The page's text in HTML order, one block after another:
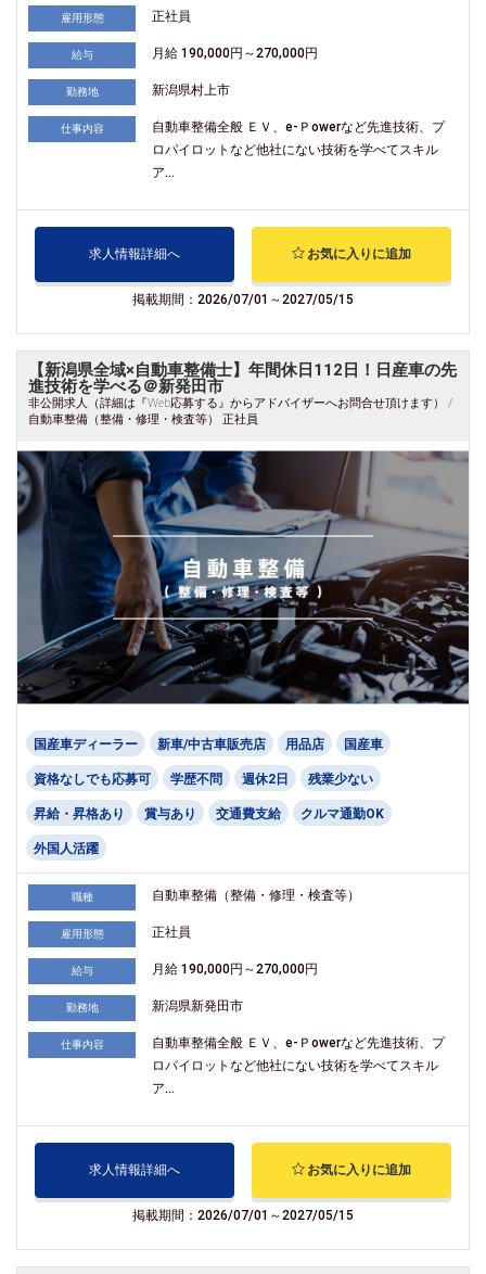
雇用形態 正社員
給与 月給 190,000円～270,000円
勤務地 新潟県村上市
仕事内容
自動車整備全般 ＥＶ、e-Ｐowerなど先進技術、プ
ロパイロットなど他社にない技術を学べてスキル
ア...
求人情報詳細へ お気に入りに追加
掲載期間：2026/07/01～2027/05/15
【新潟県全域×自動車整備士】年間休日112日！日産車の先
進技術を学べる＠新発田市
非公開求人（詳細は『Web応募する』からアドバイザーへお問合せ頂けます） /
自動車整備（整備・修理・検査等） 正社員
国産車ディーラー 新車/中古車販売店 用品店 国産車
資格なしでも応募可 学歴不問 週休2日 残業少ない
昇給・昇格あり 賞与あり 交通費支給 クルマ通勤OK
外国人活躍
職種 自動車整備（整備・修理・検査等）
雇用形態 正社員
給与 月給 190,000円～270,000円
勤務地 新潟県新発田市
仕事内容
自動車整備全般 ＥＶ、e-Ｐowerなど先進技術、プ
ロパイロットなど他社にない技術を学べてスキル
ア...
求人情報詳細へ お気に入りに追加
掲載期間：2026/07/01～2027/05/15